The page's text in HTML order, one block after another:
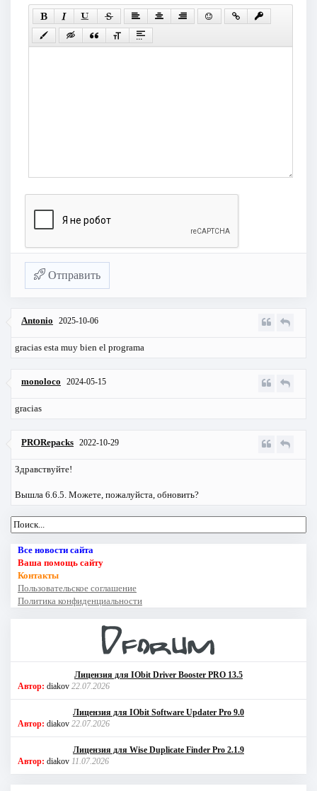
Отправить
Antonio 2025-10-06
gracias esta muy bien el programa
monoloco 2024-05-15
gracias
PRORepacks 2022-10-29
Здравствуйте!
Вышла 6.6.5. Можете, пожалуйста, обновить?
Все новости сайта
Ваша помощь сайту
Контакты
Пользовательское соглашение
Политика конфиденциальности
Лицензия для IObit Driver Booster PRO 13.5
Автор: diakov 22.07.2026
Лицензия для IObit Software Updater Pro 9.0
Автор: diakov 22.07.2026
Лицензия для Wise Duplicate Finder Pro 2.1.9
Автор: diakov 11.07.2026